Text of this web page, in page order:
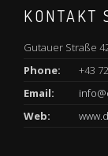
KONTAKT
Gutauer Straße
Phone:
+43
Email:
Web: